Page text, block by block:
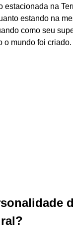
estacionada na
estando na
como seu
o mundo foi criado.